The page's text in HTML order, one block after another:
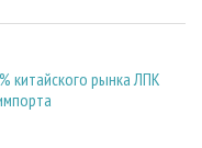
китайского рынка ЛПК